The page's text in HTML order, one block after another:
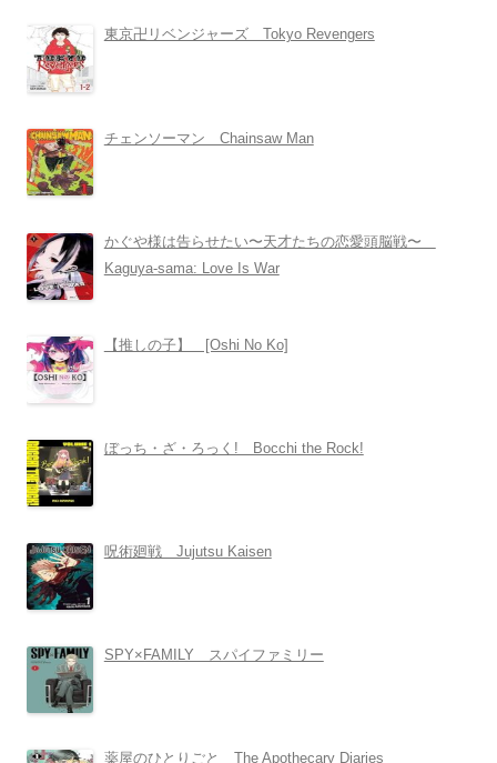
東京卍リベンジャーズ Tokyo Revengers
チェンソーマン Chainsaw Man
かぐや様は告らせたい〜天才たちの恋愛頭脳戦〜
Kaguya-sama: Love Is War
【推しの子】 [Oshi No Ko]
ぼっち・ざ・ろっく! Bocchi the Rock!
呪術廻戦 Jujutsu Kaisen
SPY×FAMILY スパイファミリー
薬屋のひとりごと The Apothecary Diaries